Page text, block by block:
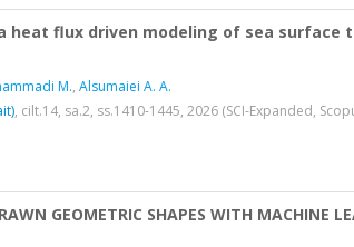
heat flux driven modeling of sea
M., Alsumaiei A. A.
, cilt.14, sa.2, ss.1410-1445, 2026 (SCI-Expanded,
GEOMETRIC SHAPES WITH MACHINE